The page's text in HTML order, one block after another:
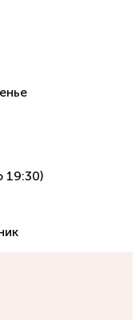
19:30)